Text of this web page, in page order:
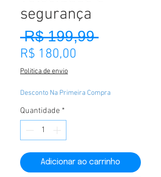
segurança
R$ 199,99 Preço
R$ 180,00
Politica de envio
Desconto Na Primeira Compra
Quantidade *
Adicionar ao carrinho